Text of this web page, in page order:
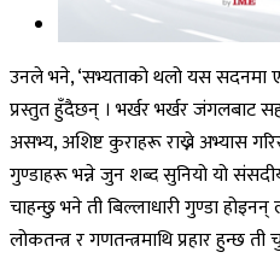
उनले भने, ‘सभ्यताको थलो यस
प्रस्तुत हुँदैछन् । भर्खर भर्खर जंगलबाट
असभ्य, अशिष्ट कुराहरू राख्ने अभ्यास
गुण्डाहरू भन्ने जुन शब्द सुनियो यो
चाहन्छु भने ती बिल्लाधारी गुण्डा
लोकतन्त्र र गणतन्त्रमाथि प्रहार हुन्छ